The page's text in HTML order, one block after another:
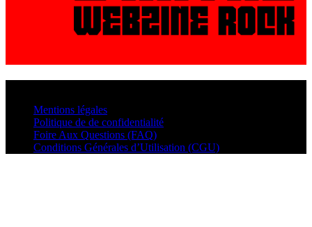
Mentions légales
Politique de de confidentialité
Foire Aux Questions (FAQ)
Conditions Générales d’Utilisation (CGU)